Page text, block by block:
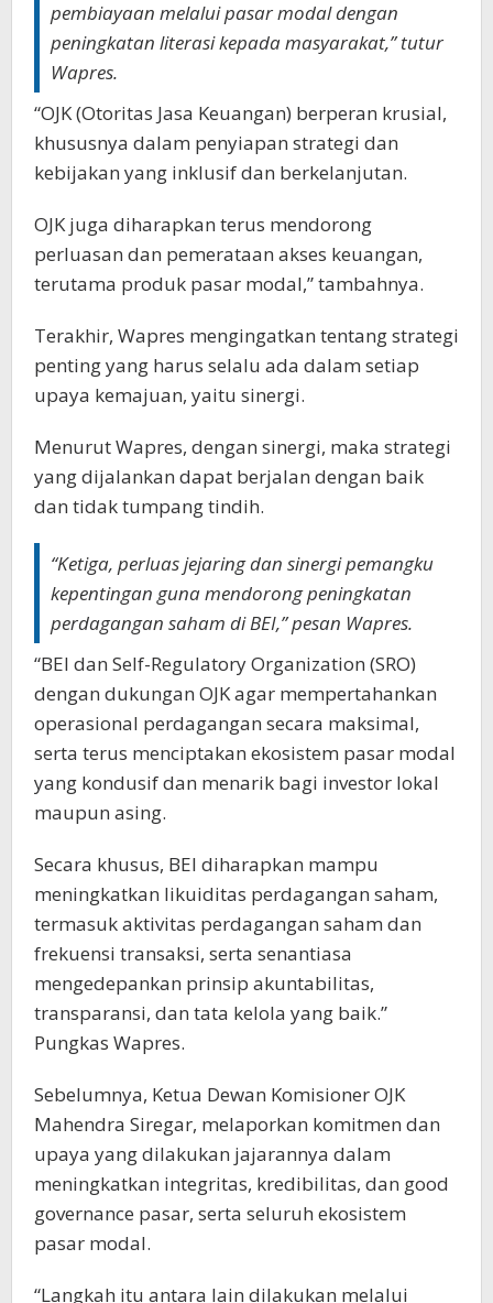
pembiayaan melalui pasar modal dengan
peningkatan literasi kepada masyarakat,” tutur
Wapres.
“OJK (Otoritas Jasa Keuangan) berperan krusial,
khususnya dalam penyiapan strategi dan
kebijakan yang inklusif dan berkelanjutan.
OJK juga diharapkan terus mendorong
perluasan dan pemerataan akses keuangan,
terutama produk pasar modal,” tambahnya.
Terakhir, Wapres mengingatkan tentang strategi
penting yang harus selalu ada dalam setiap
upaya kemajuan, yaitu sinergi.
Menurut Wapres, dengan sinergi, maka strategi
yang dijalankan dapat berjalan dengan baik
dan tidak tumpang tindih.
“Ketiga, perluas jejaring dan sinergi pemangku
kepentingan guna mendorong peningkatan
perdagangan saham di BEI,” pesan Wapres.
“BEI dan Self-Regulatory Organization (SRO)
dengan dukungan OJK agar mempertahankan
operasional perdagangan secara maksimal,
serta terus menciptakan ekosistem pasar modal
yang kondusif dan menarik bagi investor lokal
maupun asing.
Secara khusus, BEI diharapkan mampu
meningkatkan likuiditas perdagangan saham,
termasuk aktivitas perdagangan saham dan
frekuensi transaksi, serta senantiasa
mengedepankan prinsip akuntabilitas,
transparansi, dan tata kelola yang baik.”
Pungkas Wapres.
Sebelumnya, Ketua Dewan Komisioner OJK
Mahendra Siregar, melaporkan komitmen dan
upaya yang dilakukan jajarannya dalam
meningkatkan integritas, kredibilitas, dan good
governance pasar, serta seluruh ekosistem
pasar modal.
“Langkah itu antara lain dilakukan melalui